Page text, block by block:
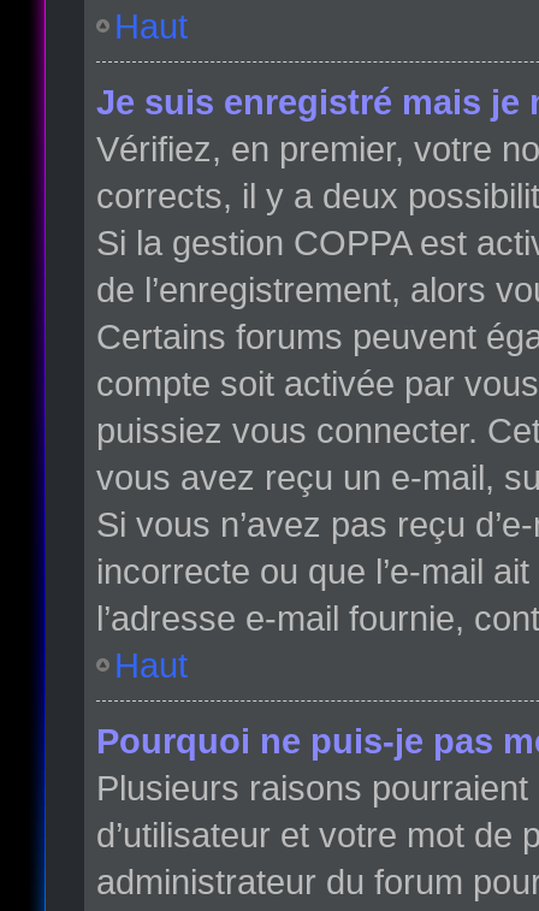
Haut
Je suis enregistré mais je
Vérifiez, en premier, votre
corrects, il y a deux
Si la gestion COPPA est
de l’enregistrement, alors
Certains forums peuvent
compte soit activée par
puissiez vous connecter.
vous avez reçu un e-mail,
Si vous n’avez pas reçu
incorrecte ou que l’e-mail
l’adresse e-mail fournie,
Haut
Pourquoi ne puis-je pas
Plusieurs raisons
d’utilisateur et votre mot de
administrateur du forum